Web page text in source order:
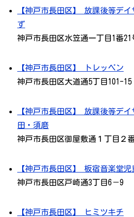
【神戸市長田区】 放課後等デ
ず
神戸市長田区水笠通一丁目1番21
【神戸市長田区】 トレッペン
神戸市長田区大道通5丁目101-15
【神戸市長田区】 放課後等デ
田・須磨
神戸市長田区御屋敷通１丁目２
【神戸市長田区】 板宿音楽堂
神戸市長田区戸崎通3丁目6－9
【神戸市長田区】 ヒミツキチ